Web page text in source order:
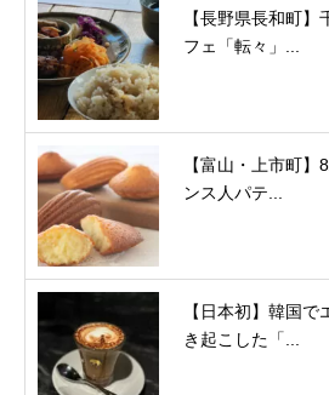
【長野県長和町
フェ「転々」...
【富山・上市町
ンス人パテ...
【日本初】韓国
き起こした「...